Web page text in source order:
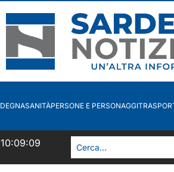
SANITÀPERSONE E PERSONAGGI